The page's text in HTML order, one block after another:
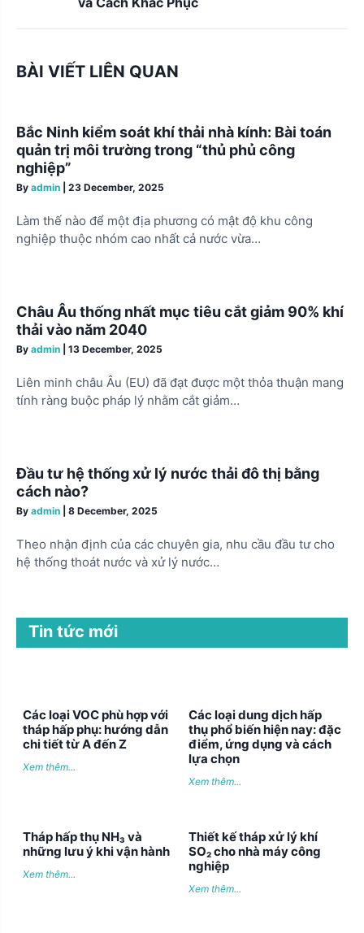
a
i
a
t
i
o
n
BÀI VIẾT LIÊN QUAN
Bắc Ninh kiểm soát khí thải nhà kính: Bài toán
quản trị môi trường trong “thủ phủ công
nghiệp”
By admin 23 December, 2025
Làm thế nào để một địa phương có mật độ khu công
nghiệp thuộc nhóm cao nhất cả nước vừa…
Châu Âu thống nhất mục tiêu cắt giảm 90% khí
thải vào năm 2040
By admin 13 December, 2025
Liên minh châu Âu (EU) đã đạt được một thỏa thuận mang
tính ràng buộc pháp lý nhằm cắt giảm…
Đầu tư hệ thống xử lý nước thải đô thị bằng
cách nào?
By admin 8 December, 2025
Theo nhận định của các chuyên gia, nhu cầu đầu tư cho
hệ thống thoát nước và xử lý nước…
Tin tức mới
Các loại VOC phù hợp với
tháp hấp phụ: hướng dẫn
chi tiết từ A đến Z
Xem thêm...
Các loại dung dịch hấp
thụ phổ biến hiện nay: đặc
điểm, ứng dụng và cách
lựa chọn
Xem thêm...
Tháp hấp thụ NH₃ và
những lưu ý khi vận hành
Xem thêm...
Thiết kế tháp xử lý khí
SO₂ cho nhà máy công
nghiệp
Xem thêm...